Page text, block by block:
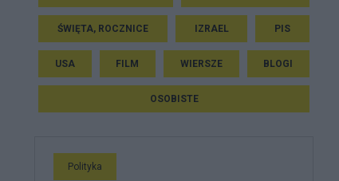
ŚWIĘTA, ROCZNICE IZRAEL PIS
USA FILM WIERSZE BLOGI
OSOBISTE
Polityka